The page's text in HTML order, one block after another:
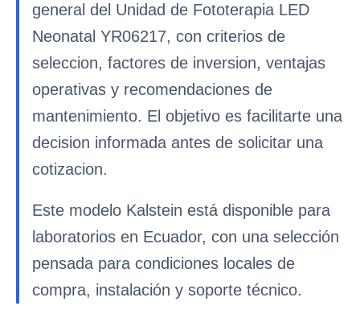
general del Unidad de Fototerapia LED
Neonatal YR06217, con criterios de
seleccion, factores de inversion, ventajas
operativas y recomendaciones de
mantenimiento. El objetivo es facilitarte una
decision informada antes de solicitar una
cotizacion.
Este modelo Kalstein está disponible para
laboratorios en Ecuador, con una selección
pensada para condiciones locales de
compra, instalación y soporte técnico.